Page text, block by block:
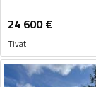
24 600€
Tivat